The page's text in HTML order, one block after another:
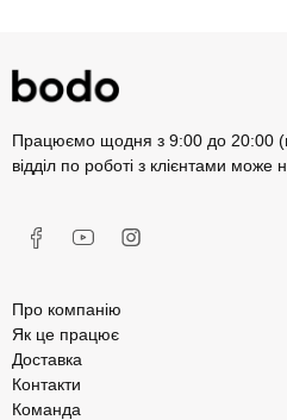
Працюємо щодня з 9:00 до 20:00
відділ по роботі з клієнтами може
Про компанію
Як це працює
Доставка
Контакти
Команда